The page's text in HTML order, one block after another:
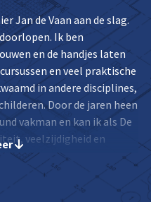
Jan de Vaan aan de slag.
Ik ben
en de handjes laten
en veel praktische
in andere disciplines,
Door de jaren heen
vakman en kan ik als De
veelzijdigheid en
het installeren van een
of keuken dan ook
het werken voor